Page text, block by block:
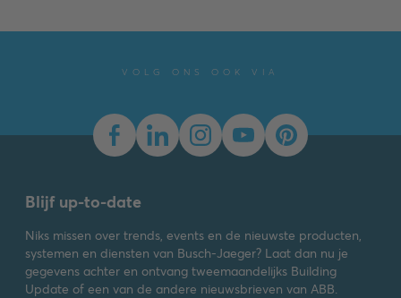
VOLG ONS OOK VIA
Blijf up-to-date
Niks missen over trends, events en de nieuwste producten,
systemen en diensten van Busch-Jaeger? Laat dan nu je
gegevens achter en ontvang tweemaandelijks Building
Update of een van de andere nieuwsbrieven van ABB.